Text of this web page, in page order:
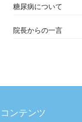
糖尿病について
院長からの一言
コンテンツ